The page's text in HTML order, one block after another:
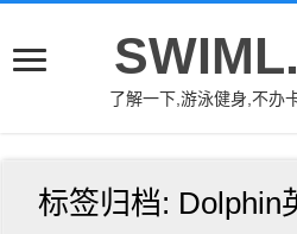
了解一下,游泳健身,不办
标签归档: Dolphin